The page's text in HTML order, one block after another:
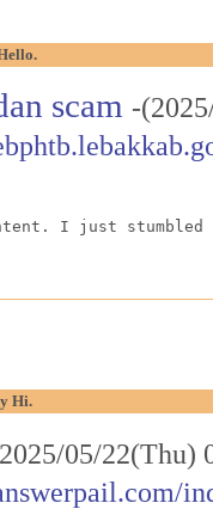
scam -
I just
Hi.
05/